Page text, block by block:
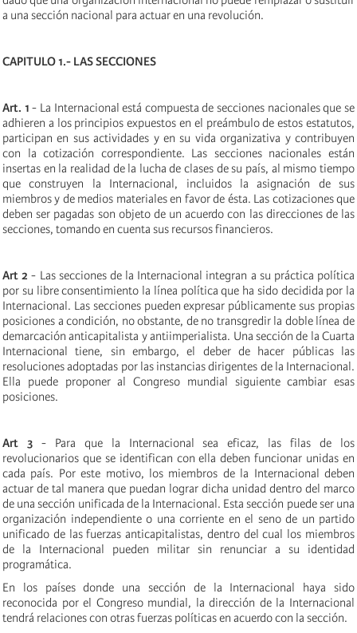
a una sección nacional para actuar en una revolución.
CAPITULO 1.- LAS SECCIONES
Art. 1 - La Internacional está compuesta de secciones nacionales que se
adhieren a los principios expuestos en el preámbulo de estos estatutos,
participan en sus actividades y en su vida organizativa y contribuyen
con la cotización correspondiente. Las secciones nacionales están
insertas en la realidad de la lucha de clases de su país, al mismo tiempo
que construyen la Internacional, incluidos la asignación de sus
miembros y de medios materiales en favor de ésta. Las cotizaciones que
deben ser pagadas son objeto de un acuerdo con las direcciones de las
secciones, tomando en cuenta sus recursos financieros.
Art 2- Las secciones de la Internacional integran a su práctica política
por su libre consentimiento la línea política que ha sido decidida por la
Internacional. Las secciones pueden expresar públicamente sus propias
posiciones a condición, no obstante, de no transgredir la doble línea de
demarcación anticapitalista y antiimperialista. Una sección de la Cuarta
Internacional tiene, sin embargo, el deber de hacer públicas las
resoluciones adoptadas por las instancias dirigentes de la Internacional.
Ella puede proponer al Congreso mundial siguiente cambiar esas
posiciones.
Art 3 - Para que la Internacional sea eficaz, las filas de los
revolucionarios que se identifican con ella deben funcionar unidas en
cada país. Por este motivo, los miembros de la Internacional deben
actuar de tal manera que puedan lograr dicha unidad dentro del marco
de una sección unificada de la Internacional. Esta sección puede ser una
organización independiente o una corriente en el seno de un partido
unificado de las fuerzas anticapitalistas, dentro del cual los miembros
de la Internacional pueden militar sin renunciar a su identidad
programática.
En los países donde una sección de la Internacional haya sido
reconocida por el Congreso mundial, la dirección de la Internacional
tendrá relaciones con otras fuerzas políticas en acuerdo con la sección.